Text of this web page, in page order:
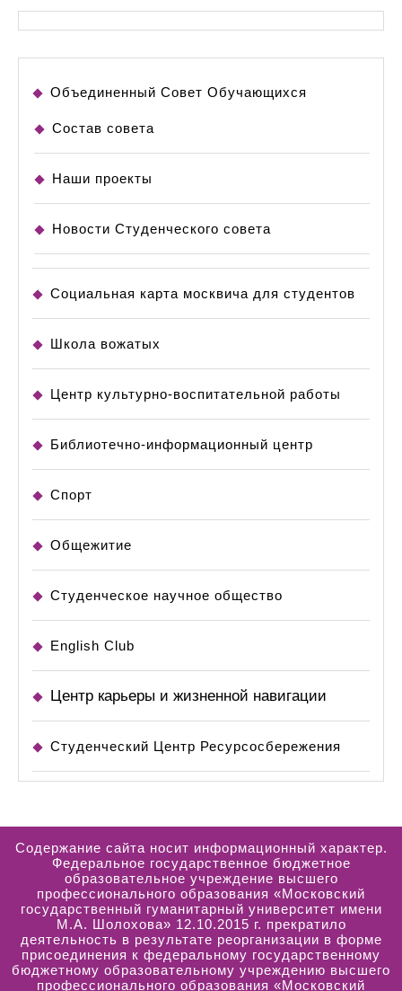
Объединенный Совет Обучающихся
Состав совета
Наши проекты
Новости Студенческого совета
Социальная карта москвича для студентов
Школа вожатых
Центр культурно-воспитательной работы
Библиотечно-информационный центр
Спорт
Общежитие
Студенческое научное общество
English Club
Центр карьеры и жизненной навигации
Студенческий Центр Ресурсосбережения
Содержание сайта носит информационный характер.
Федеральное государственное бюджетное
образовательное учреждение высшего
профессионального образования «Московский
государственный гуманитарный университет имени
М.А. Шолохова» 12.10.2015 г. прекратило
деятельность в результате реорганизации в форме
присоединения к федеральному государственному
бюджетному образовательному учреждению высшего
профессионального образования «Московский